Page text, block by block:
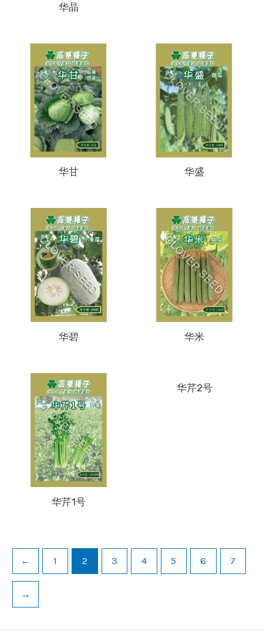
华晶
华甘 华盛
华碧 华米
华芹1号
华芹2号
← 1 2 3 4 5 6 7
→